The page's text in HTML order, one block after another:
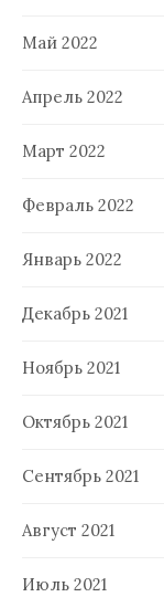
Май 2022
Апрель 2022
Март 2022
Февраль 2022
Январь 2022
Декабрь 2021
Ноябрь 2021
Октябрь 2021
Сентябрь 2021
Август 2021
Июль 2021